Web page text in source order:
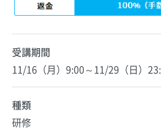
受講期間
11/16（月）9:00～11/29（日）
種類
研修